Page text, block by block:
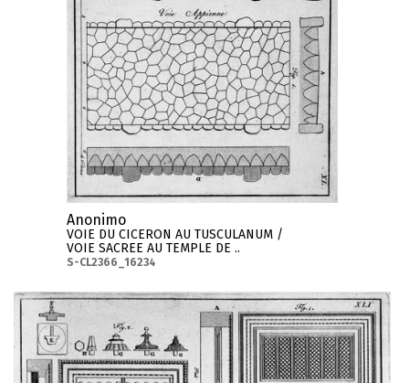
Anonimo
VOIE DU CICERON AU TUSCULANUM /
VOIE SACREE AU TEMPLE DE ..
S-CL2366_16234